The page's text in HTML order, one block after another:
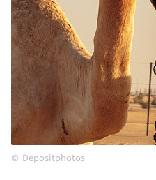
Depositphotos